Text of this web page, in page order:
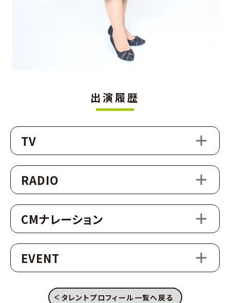
出演履歴
TV
RADIO
CMナレーション
EVENT
タレントプロフィール一覧へ戻る